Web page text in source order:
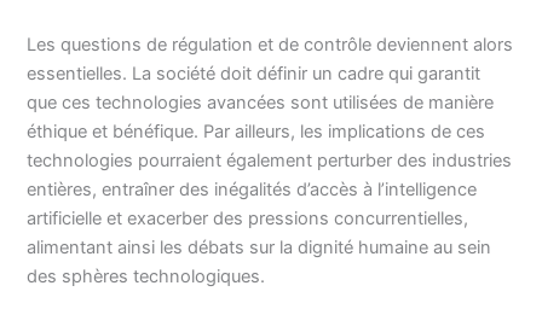
Les questions de régulation et de contrôle deviennent alors
essentielles. La société doit définir un cadre qui garantit
que ces technologies avancées sont utilisées de manière
éthique et bénéfique. Par ailleurs, les implications de ces
technologies pourraient également perturber des industries
entières, entraîner des inégalités d’accès à l’intelligence
artificielle et exacerber des pressions concurrentielles,
alimentant ainsi les débats sur la dignité humaine au sein
des sphères technologiques.